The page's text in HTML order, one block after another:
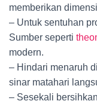
memberikan
– Untuk sentuhan
Sumber seperti
modern.
– Hindari menaruh
sinar matahari
– Sesekali